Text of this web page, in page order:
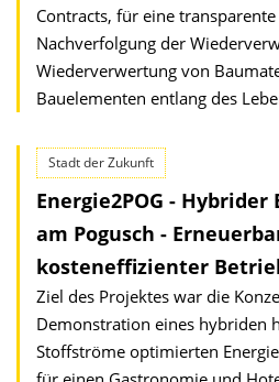
Contracts, für eine
Nachverfolgung der
Wiederverwertung von
Bauelementen entlang des
Stadt der Zukunft
Energie2POG -
am Pogusch -
kosten­effizienter
Ziel des Projektes war die
Demonstration eines hybriden
Stoffströme optimierten